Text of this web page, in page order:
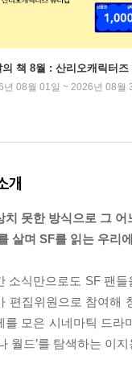
의 책 8월 : 산리오캐릭터즈
년 08월 01일 ~ 2026년 08월
개
치 못한 방식으로 그
살며 SF를 읽는 우리
소식만으로도 SF 팬
편집위원으로 참여해
를 모은 시네마틱 드라
월드’를 탐색하는 이